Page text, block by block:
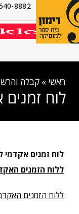
8882
ראשי »קבלה
לוח זמנים
לוח זמנים אקדמי
ללוח הזמנים
ללוח הזמנים